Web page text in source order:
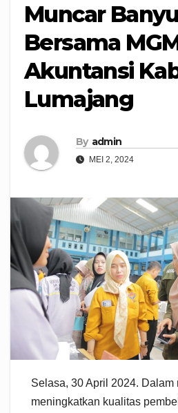
Muncar
Bersama
Akuntansi
Lumajang
By admin
MEI 2, 2024
Selasa, 30 April 2024. Dalam
meningkatkan kualitas